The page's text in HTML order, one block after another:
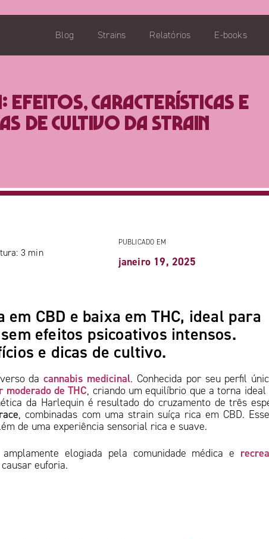
Blog Strains Relatórios E-books
Efeitos, características e
de cultivo da strain
3 min
PUBLICADO EM
janeiro 19, 2025
CBD e baixa em THC, ideal para
efeitos psicoativos intensos.
e dicas de cultivo.
dacannabis medicinal. Conhecida por seu perfil
moderado de THC, criando um equilíbrio que a torna ideal
da Harlequin é resultado do cruzamento de três
, combinadas com uma strain suíça rica em CBD.
de uma experiência sensorial rica e suave.
elogiada pela comunidade médica e
euforia.